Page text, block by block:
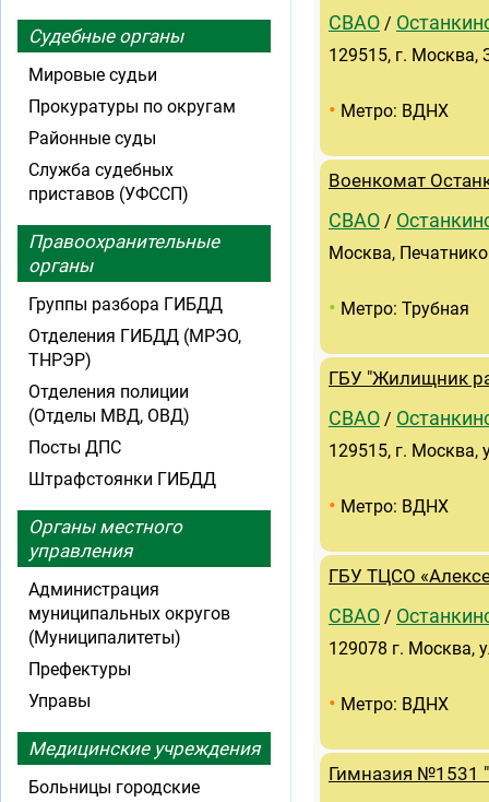
СВАО /
129515, г. Москва,
• Метро: ВДНХ
Военкомат
СВАО /
Москва,
• Метро: Трубная
ГБУ "Жилищник
СВАО /
129515, г. Москва,
• Метро: ВДНХ
ГБУ ТЦСО
СВАО /
129078 г. Москва,
• Метро: ВДНХ
Гимназия №1531
Судебные органы
Мировые судьи
Прокуратуры по округам
Районные суды
Служба судебных
приставов (УФССП)
Правоохранительные
органы
Группы разбора ГИБДД
Отделения ГИБДД (МРЭО,
ТНРЭР)
Отделения полиции
(Отделы МВД, ОВД)
Посты ДПС
Штрафстоянки ГИБДД
Органы местного
управления
Администрация
муниципальных округов
(Муниципалитеты)
Префектуры
Управы
Медицинские учреждения
Больницы городские